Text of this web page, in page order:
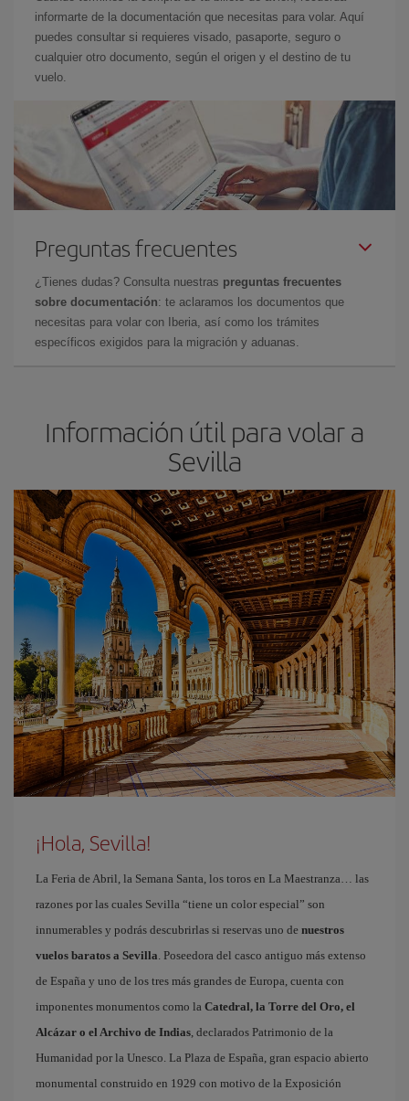
informarte de la documentación que necesitas para volar. Aquí
puedes consultar si requieres visado, pasaporte, seguro o
cualquier otro documento, según el origen y el destino de tu
vuelo.
Preguntas frecuentes
¿Tienes dudas? Consulta nuestras preguntas frecuentes
sobre documentación: te aclaramos los documentos que
necesitas para volar con Iberia, así como los trámites
específicos exigidos para la migración y aduanas.
Información útil para volar a
Sevilla
¡Hola, Sevilla!
La Feria de Abril, la Semana Santa, los toros en La Maestranza… las
razones por las cuales Sevilla “tiene un color especial” son
innumerables y podrás descubrirlas si reservas uno de nuestros
vuelos baratos a Sevilla. Poseedora del casco antiguo más extenso
de España y uno de los tres más grandes de Europa, cuenta con
imponentes monumentos como la Catedral, la Torre del Oro, el
Alcázar o el Archivo de Indias, declarados Patrimonio de la
Humanidad por la Unesco. La Plaza de España, gran espacio abierto
monumental construido en 1929 con motivo de la Exposición